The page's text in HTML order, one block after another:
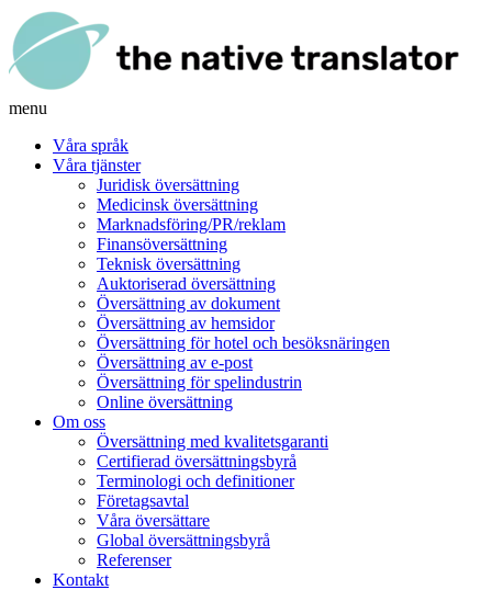
menu
Våra språk
Våra tjänster
Juridisk översättning
Medicinsk översättning
Marknadsföring/PR/reklam
Finansöversättning
Teknisk översättning
Auktoriserad översättning
Översättning av dokument
Översättning av hemsidor
Översättning för hotel och besöksnäringen
Översättning av e-post
Översättning för spelindustrin
Online översättning
Om oss
Översättning med kvalitetsgaranti
Certifierad översättningsbyrå
Terminologi och definitioner
Företagsavtal
Våra översättare
Global översättningsbyrå
Referenser
Kontakt